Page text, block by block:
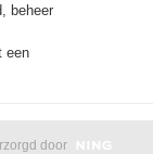
beheer
een
door